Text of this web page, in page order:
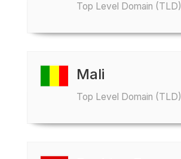
Top Level Domain (TLD)
Mali
Top Level Domain (TLD)